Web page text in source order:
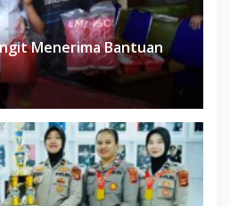
Menerima Bantuan